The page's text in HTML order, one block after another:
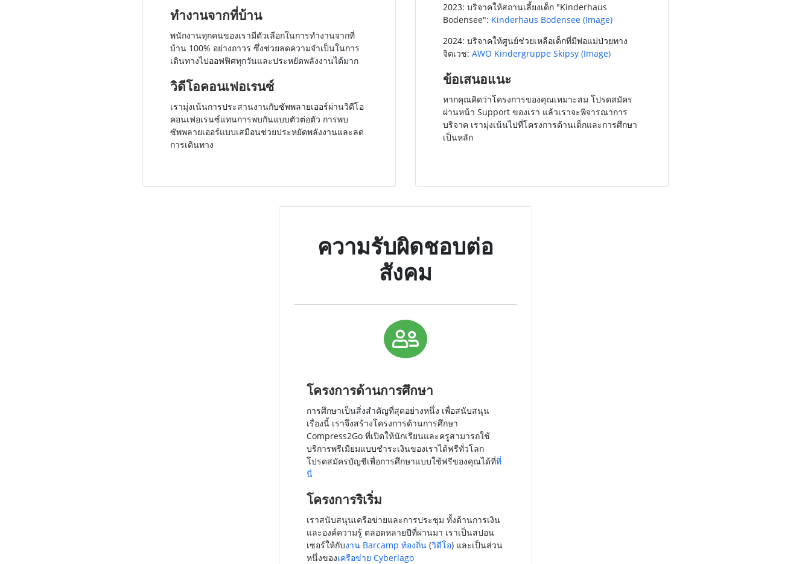
ทำงานจากที่บ้าน
พนักงานทุกคนของเรามีตัวเลือกในการทำงานจากที่
บ้าน 100% อย่างถาวร ซึ่งช่วยลดความจำเป็นในการ
เดินทางไปออฟฟิศทุกวันและประหยัดพลังงานได้มาก
วิดีโอคอนเฟอเรนซ์
เรามุ่งเน้นการประสานงานกับซัพพลายเออร์ผ่านวิดีโอ
คอนเฟอเรนซ์แทนการพบกันแบบตัวต่อตัว การพบ
ซัพพลายเออร์แบบเสมือนช่วยประหยัดพลังงานและลด
การเดินทาง
2023: บริจาคให้สถานเลี้ยงเด็ก "Kinderhaus
Bodensee": Kinderhaus Bodensee (Image)
2024: บริจาคให้ศูนย์ช่วยเหลือเด็กที่มีพ่อแม่ป่วยทาง
จิตเวช: AWO Kindergruppe Skipsy (Image)
ข้อเสนอแนะ
หากคุณคิดว่าโครงการของคุณเหมาะสม โปรดสมัคร
ผ่านหน้า Support ของเรา แล้วเราจะพิจารณาการ
บริจาค เรามุ่งเน้นไปที่โครงการด้านเด็กและการศึกษา
เป็นหลัก
ความรับผิดชอบต่อ
สังคม
โครงการด้านการศึกษา
การศึกษาเป็นสิ่งสำคัญที่สุดอย่างหนึ่ง เพื่อสนับสนุน
เรื่องนี้ เราจึงสร้างโครงการด้านการศึกษา
Compress2Go ที่เปิดให้นักเรียนและครูสามารถใช้
บริการพรีเมียมแบบชำระเงินของเราได้ฟรีทั่วโลก
โปรดสมัครบัญชีเพื่อการศึกษาแบบใช้ฟรีของคุณได้ที่ที่
นี่
โครงการริเริ่ม
เราสนับสนุนเครือข่ายและการประชุม ทั้งด้านการเงิน
และองค์ความรู้ ตลอดหลายปีที่ผ่านมา เราเป็นสปอน
เซอร์ให้กับงาน Barcamp ท้องถิ่น (วิดีโอ) และเป็นส่วน
หนึ่งของเครือข่าย Cyberlago